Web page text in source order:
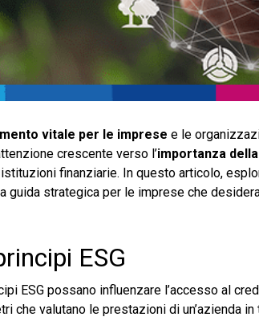
vitale per le imprese e le
crescente verso l’importanza
finanziarie. In questo articolo,
guida strategica per le imprese che
ESG
ESG possano influenzare l’accesso al
che valutano le prestazioni di un’azienda